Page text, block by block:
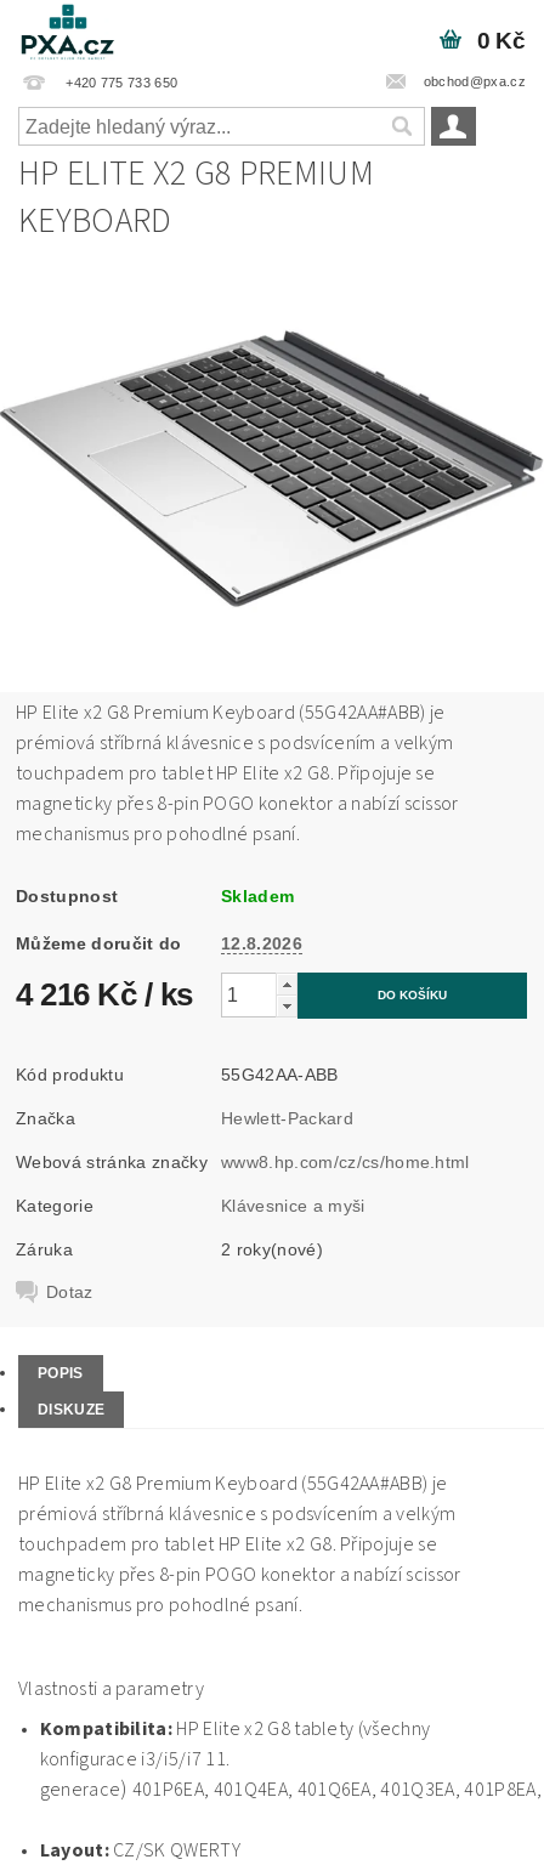
+420 775 733 650 obchod@pxa.cz
0 Kč
HP ELITE X2 G8 PREMIUM
KEYBOARD
HP Elite x2 G8 Premium Keyboard (55G42AA#ABB) je
prémiová stříbrná klávesnice s podsvícením a velkým
touchpadem pro tablet HP Elite x2 G8. Připojuje se
magneticky přes 8-pin POGO konektor a nabízí scissor
mechanismus pro pohodlné psaní.
Dostupnost Skladem
Můžeme doručit do 12.8.2026
4 216 Kč / ks
Kód produktu 55G42AA-ABB
Značka Hewlett-Packard
Webová stránka značky www8.hp.com/cz/cs/home.html
Kategorie Klávesnice a myši
Záruka 2 roky(nové)
Dotaz
POPIS
DISKUZE
HP Elite x2 G8 Premium Keyboard (55G42AA#ABB) je
prémiová stříbrná klávesnice s podsvícením a velkým
touchpadem pro tablet HP Elite x2 G8. Připojuje se
magneticky přes 8-pin POGO konektor a nabízí scissor
mechanismus pro pohodlné psaní.
Vlastnosti a parametry
Kompatibilita:HP Elite x2 G8 tablety (všechny
konfigurace i3/i5/i7 11.
generace) 401P6EA, 401Q4EA, 401Q6EA, 401Q3EA,
Layout:CZ/SK QWERTY